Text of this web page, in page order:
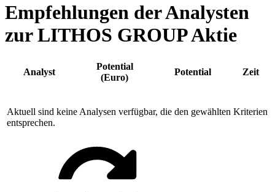
Empfehlungen der Analysten
zur LITHOS GROUP Aktie
Analyst
Potential
(Euro)
Potential Zeit
Aktuell sind keine Analysen verfügbar, die den gewählten Kriterien
entsprechen.